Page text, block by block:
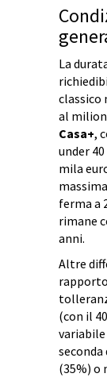
La
classico
al
Casa+,
under
mila
ferma a
rimane
anni.
Altre
(con il
(35%) o